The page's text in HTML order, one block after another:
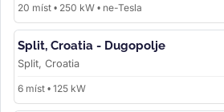
20 míst • 250 kW • ne-Tesla
Split, Croatia - Dugopolje
Split, Croatia
6 míst • 125 kW